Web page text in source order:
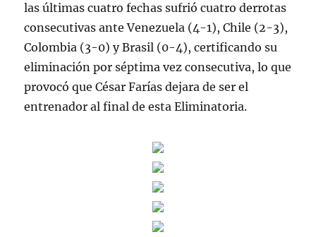
las últimas cuatro fechas sufrió cuatro derrotas
consecutivas ante Venezuela (4-1), Chile (2-3),
Colombia (3-0) y Brasil (0-4), certificando su
eliminación por séptima vez consecutiva, lo que
provocó que César Farías dejara de ser el
entrenador al final de esta Eliminatoria.